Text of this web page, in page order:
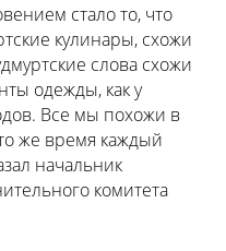
стало то, что
кулинары, схожи
слова схожи
одежды, как у
Все мы похожи в
же время каждый
начальник
комитета